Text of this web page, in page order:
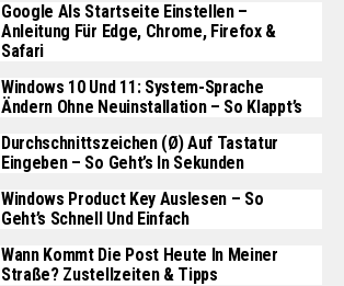
Google Als Startseite Einstellen –
Anleitung Für Edge, Chrome, Firefox &
Safari
Windows 10 Und 11: System-Sprache
Ändern Ohne Neuinstallation – So Klappt’s
Durchschnittszeichen (Ø) Auf Tastatur
Eingeben – So Geht’s In Sekunden
Windows Product Key Auslesen – So
Geht’s Schnell Und Einfach
Wann Kommt Die Post Heute In Meiner
Straße? Zustellzeiten & Tipps